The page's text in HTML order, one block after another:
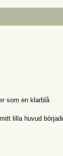
som en klarblå
lilla huvud